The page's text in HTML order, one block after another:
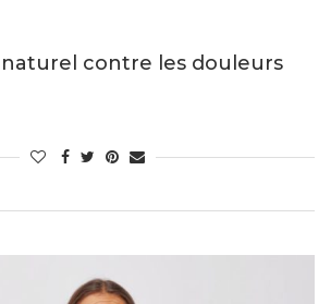
contre les douleurs